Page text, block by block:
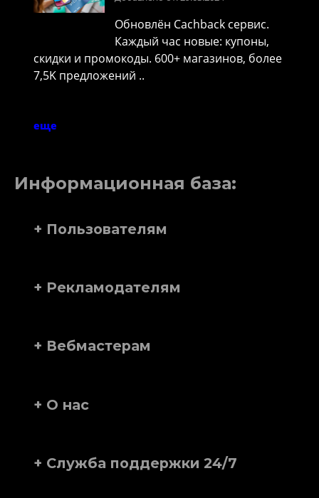
Обновлён Cachback сервис.
Каждый час новые: купоны,
скидки и промокоды. 600+ магазинов, более
7,5K предложений ..
еще
Информационная база:
+ Пользователям
+ Рекламодателям
+ Вебмастерам
+ О нас
+ Служба поддержки 24/7